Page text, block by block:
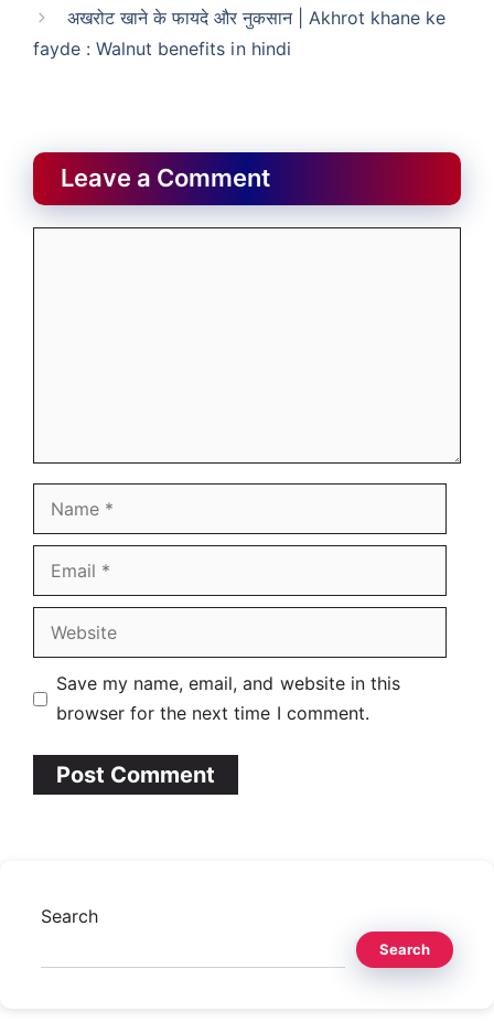
अखरोट खाने के फायदे और नुकसान | Akhrot khane ke
fayde : Walnut benefits in hindi
Leave a Comment
Name
Email
Website
Save my name, email, and website in this
browser for the next time I comment.
Search
Search